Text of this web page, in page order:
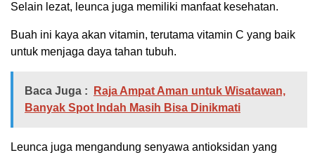
Selain lezat, leunca juga memiliki manfaat kesehatan.
Buah ini kaya akan vitamin, terutama vitamin C yang baik
untuk menjaga daya tahan tubuh.
Baca Juga :
Raja Ampat Aman untuk Wisatawan,
Banyak Spot Indah Masih Bisa Dinikmati
Leunca juga mengandung senyawa antioksidan yang